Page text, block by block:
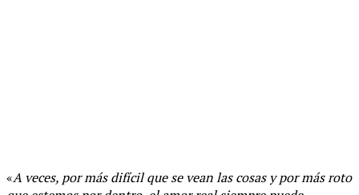
«A veces, por más difícil que se vean las cosas y por más roto